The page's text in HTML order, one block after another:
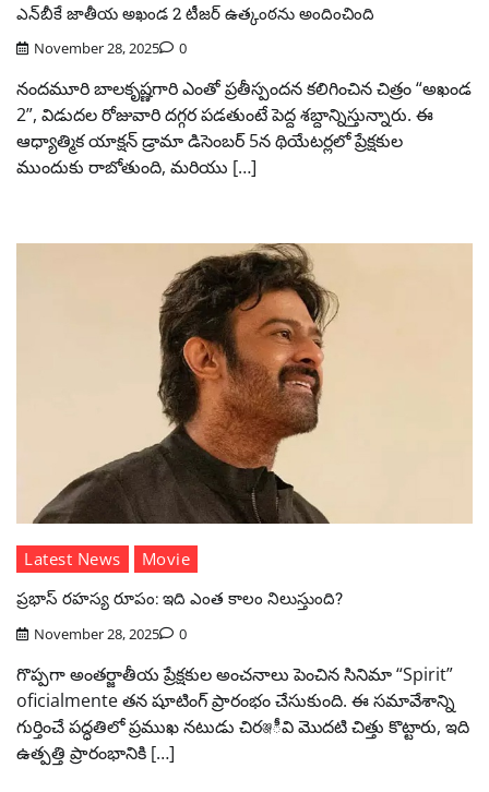
ఎన్‌బీకే జాతీయ అఖండ 2 టీజర్ ఉత్కంఠను అందించింది
November 28, 2025 0
నందమూరి బాలకృష్ణగారి ఎంతో ప్రతీస్పందన కలిగించిన చిత్రం “అఖండ
2”, విడుదల రోజువారి దగ్గర పడతుంటే పెద్ద శబ్దాన్నిస్తున్నారు. ఈ
ఆధ్యాత్మిక యాక్షన్ డ్రామా డిసెంబర్ 5న థియేటర్లలో ప్రేక్షకుల
ముందుకు రాబోతుంది, మరియు […]
Latest News
Movie
ప్రభాస్ రహస్య రూపం: ఇది ఎంత కాలం నిలుస్తుంది?
November 28, 2025 0
గొప్పగా అంతర్జాతీయ ప్రేక్షకుల అంచనాలు పెంచిన సినిమా “Spirit”
oficialmente తన షూటింగ్ ప్రారంభం చేసుకుంది. ఈ సమావేశాన్ని
గుర్తించే పద్ధతిలో ప్రముఖ నటుడు చిరঞ্জీవి మొదటి చిత్తు కొట్టారు, ఇది
ఉత్పత్తి ప్రారంభానికి […]